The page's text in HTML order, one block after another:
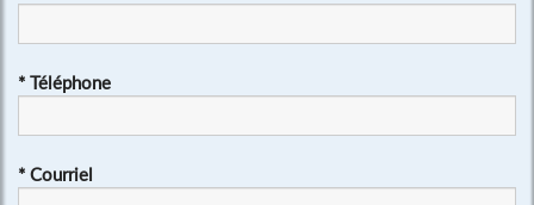
* Téléphone
* Courriel